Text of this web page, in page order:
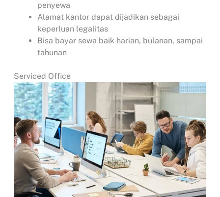
penyewa
Alamat kantor dapat dijadikan sebagai
keperluan legalitas
Bisa bayar sewa baik harian, bulanan, sampai
tahunan
Serviced Office